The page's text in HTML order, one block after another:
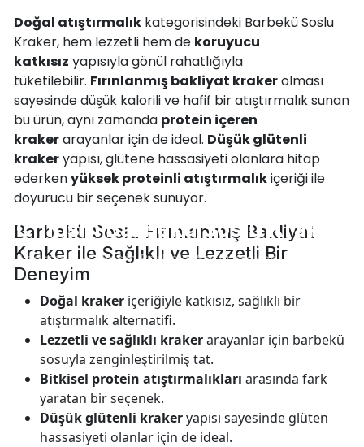
Chipsm Barbekü Soslu Kraker
Anasayfa Chipsm Barbekü Soslu Kraker
Doğal atıştırmalık kategorisindeki Barbekü Soslu
Kraker, hem lezzetli hem de koruyucu
katkısız yapısıyla gönül rahatlığıyla
tüketilebilir. Fırınlanmış bakliyat krakerolması
sayesinde düşük kalorili ve hafif bir atıştırmalık sunan
bu ürün, aynı zamanda protein içeren
krakerarayanlar için de ideal. Düşük glütenli
krakeryapısı, glütene hassasiyeti olanlara hitap
ederkenyüksek proteinli atıştırmalıkiçeriği ile
doyurucu bir seçenek sunuyor.
Barbekü Soslu Fırınlanmış Bakliyat
Kraker ile Sağlıklı ve Lezzetli Bir
Deneyim
Doğal kraker içeriğiyle katkısız, sağlıklı bir
atıştırmalık alternatifi.
Lezzetli ve sağlıklı krakerarayanlar için barbekü
sosuyla zenginleştirilmiş tat.
Bitkisel protein atıştırmalıkları arasında fark
yaratan bir seçenek.
Düşük glütenli krakeryapısı sayesinde glüten
hassasiyeti olanlar için de ideal.